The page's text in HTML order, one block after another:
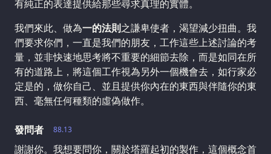
有純正的表達提供給那些尋求真理的實體。
我們來此、做為一的法則之謙卑使者，渴望減少扭曲。我
們要求你們，一直是我們的朋友，工作這些上述討論的考
量，並非快速地思考將不重要的細節去除，而是如同在所
有的道路上，將這個工作視為另外一個機會去，如行家必
定是的，做你自己、並且提供你內在的東西與伴隨你的東
西、毫無任何種類的虛偽做作。
88.13
發問者
謝謝你。我想要問你，關於塔羅起初的製作，這個概念首